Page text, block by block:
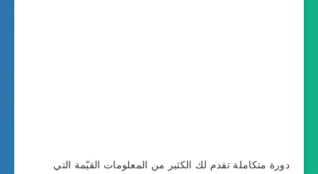
دورة متكاملة تقدم لك الكثير من المعلومات القيّمة التي